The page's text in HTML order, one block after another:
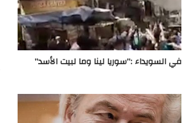
في السويداء :”سوريا لينا وما لبيت الأسد”